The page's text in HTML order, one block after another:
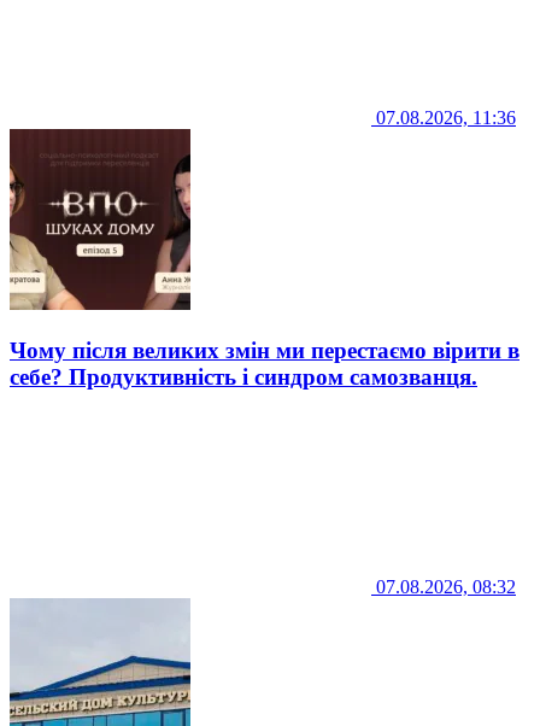
07.08.2026, 11:36
Чому після великих змін ми перестаємо вірити в
себе? Продуктивність і синдром самозванця.
07.08.2026, 08:32